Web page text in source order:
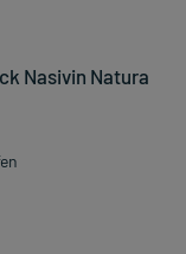
Nasivin Natura